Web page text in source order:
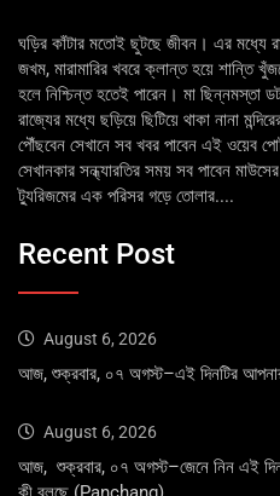
ঘড়ির কাঁটার মতোই ছুটছে জীবন। এর মধ্যে
জখম, মারামারির খবরে ক্লান্ত হয়ে শান্তি
হলে নিশ্চিন্ত হতেই পারেন। মা
রাজ্যের মধ্যে ছড়িয়ে ছিটিয়ে থাকা নানা
পৌঁছবেন সেখানে সব খবর পাবেন এই ওয়েব
সেখানকার সন্ধ্যারতির সময় সব পাবেন
ট্যুরিজমের এক পরিসর গড়ে তোলার....
Recent Post
August 6, 2026
আজ, শুক্রবার, ০৭ অগস্ট–এই দিনটির
August 6, 2026
আজ, শুক্রবার, ০৭ অগস্ট–জেনে নিন এই